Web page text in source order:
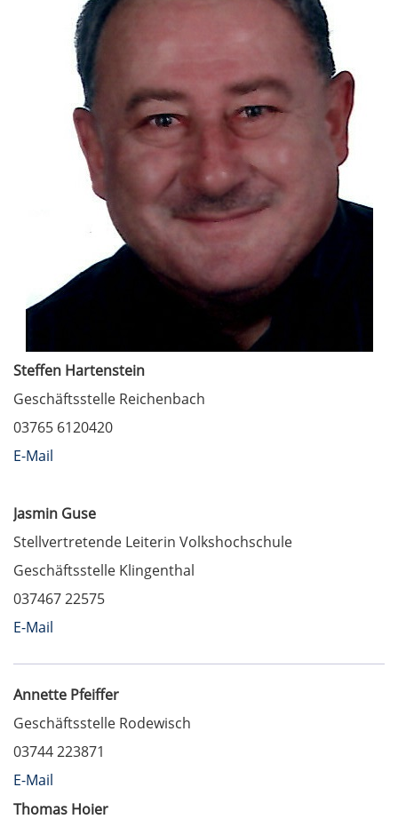
Steffen Hartenstein
Geschäftsstelle Reichenbach
03765 6120420
E-Mail
Jasmin Guse
Stellvertretende Leiterin Volkshochschule
Geschäftsstelle Klingenthal
037467 22575
E-Mail
Annette Pfeiffer
Geschäftsstelle Rodewisch
03744 223871
E-Mail
Thomas Hoier